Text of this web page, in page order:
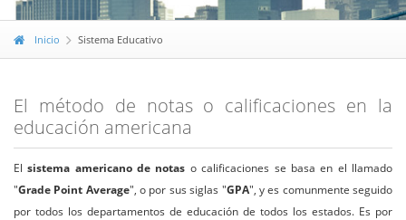
Inicio Sistema Educativo
El método de notas o calificaciones en la
educación americana
Elsistema americano de notas o calificaciones se basa en el llamado
"Grade Point Average", o por sus siglas "GPA", y es comunmente seguido
por todos los departamentos de educación de todos los estados. Es por